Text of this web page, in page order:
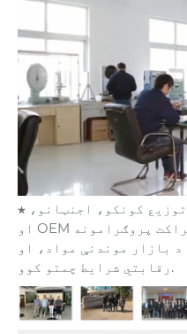
★ موږ په کلیدي بازارونو کې د توزیع کونکو، اجنټانو،
او OEM شریکانو لپاره د جوړ شوي شراکت پروګرامونه
بازار موندنې مواد، او
رقابتي شرایط چمتو کوو.